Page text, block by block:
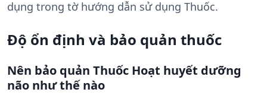
dụng trong tờ hướng dẫn sử dụng Thuốc.
Độ ổn định và bảo quản thuốc
Nên bảo quản Thuốc Hoạt huyết dưỡng
não như thế nào